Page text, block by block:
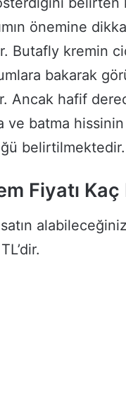
önemine
Butafly kremin
bakarak
Ancak hafif
ve batma
belirtilmektedir.
Fiyatı Kaç